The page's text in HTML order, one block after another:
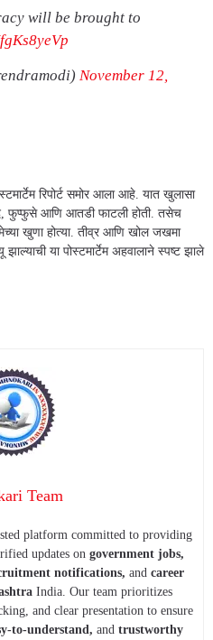
will be brought to
November 12,
रिपोर्ट समोर आला आहे. यात खुलासा
फुप्फुसे आणि आतडी फाटली होती. तसेच
खुणा होत्या. तीव्र आणि खोल जखमा
या पोस्टमार्टेम अहवालाने स्पष्ट झाले
Team
platform committed to providing
updates on government jobs,
notifications, and career
India. Our team prioritizes
and clear presentation to ensure
to-understand, and trustworthy